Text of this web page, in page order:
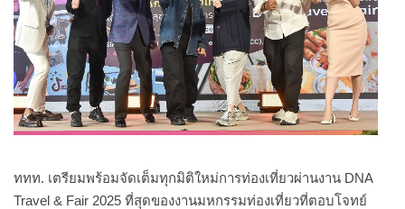
ททท. เตรียมพร้อมจัดเต็มทุกมิติใหม่การท่องเที่ยวผ่านงาน DNA
Travel & Fair 2025 ที่สุดของงานมหกรรมท่องเที่ยวที่ตอบโจทย์